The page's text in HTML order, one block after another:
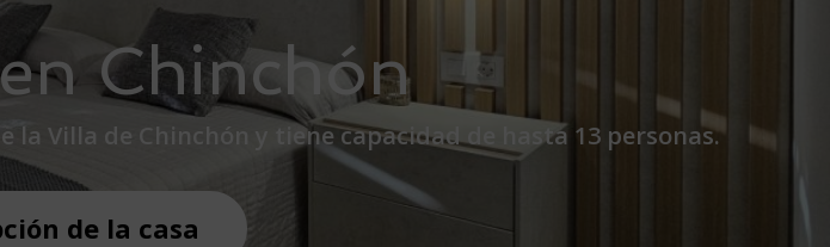
Chinchón
la Villa de Chinchón y tiene capacidad de hasta 13 personas.
de la casa